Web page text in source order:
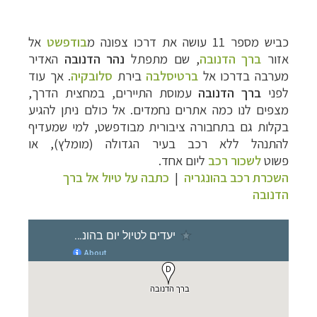
כביש מספר 11 עושה את דרכו צפונה מ בודפשט אל
אזור ברך הדנובה, שם מתפתל נהר הדנובה האדיר
מערבה בדרכו אל ברטיסלבה בירת סלובקיה.אך עוד
לפני ברך הדנובה עמוסת התיירים, במחצית הדרך,
מצפים לנו כמה אתרים נחמדים. אל כולם ניתן להגיע
בקלות גם בתחבורה ציבורית מבודפשט, למי שמעדיף
להתנהל ללא רכב בעיר הגדולה (מומלץ), או
פשוטלשכור רכב ליום אחד.
השכרת רכב בהונגריה | כתבה על טיול אל ברך
הדנובה